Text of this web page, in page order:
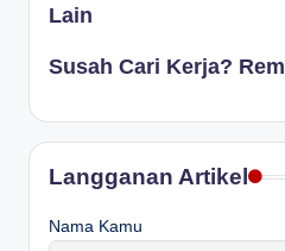
Lain
Susah Cari Kerja?
Langganan Artikel
Nama Kamu